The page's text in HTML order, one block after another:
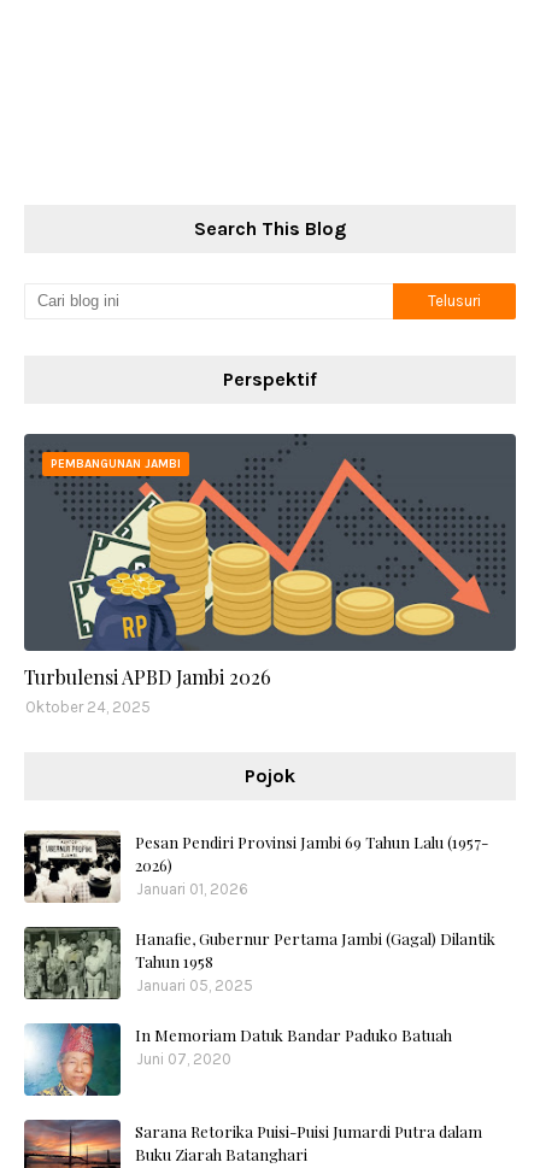
Search This Blog
Perspektif
PEMBANGUNAN JAMBI
Turbulensi APBD Jambi 2026
Oktober 24, 2025
Pojok
Pesan Pendiri Provinsi Jambi 69 Tahun Lalu (1957-
2026)
Januari 01, 2026
Hanafie, Gubernur Pertama Jambi (Gagal) Dilantik
Tahun 1958
Januari 05, 2025
In Memoriam Datuk Bandar Paduko Batuah
Juni 07, 2020
Sarana Retorika Puisi-Puisi Jumardi Putra dalam
Buku Ziarah Batanghari